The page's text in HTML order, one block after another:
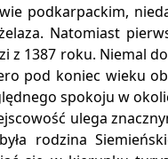
podkarpackim,
Natomiast
z 1387 roku. Niemal
pod koniec wieku
spokoju w
ulega
rodzina